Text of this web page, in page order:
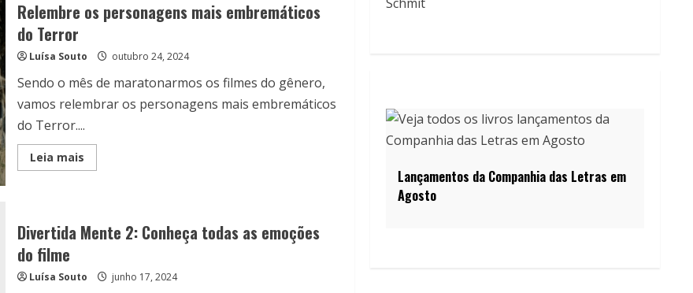
mudou
do
o
action
de
Kakegurui:
Bet
Relembre os personagens mais embremáticos
do Terror
Luísa Souto outubro 24, 2024
Sendo o mês de maratonarmos os filmes do gênero,
vamos relembrar os personagens mais embremáticos
do Terror....
Leia maisRead
more
embremáticos
do
Divertida Mente 2: Conheça todas as emoções
do filme
Luísa Souto junho 17, 2024
Lançamentos da Companhia das Letras em
Agosto